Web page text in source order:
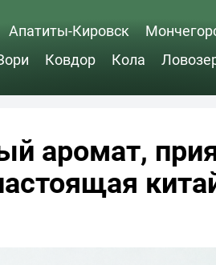
Апатиты-Кировск
Ковдор Кола
аромат,